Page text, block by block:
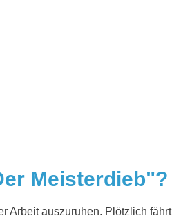
Meisterdieb"?
Arbeit auszuruhen. Plötzlich fährt